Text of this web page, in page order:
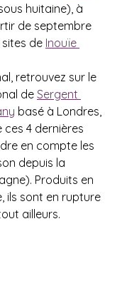
huitaine), à
de septembre
sites de Inouïe
retrouvez sur le
de Sergent
basé à Londres,
ces 4 dernières
en compte les
depuis la
Produits en
ils sont en rupture
ailleurs.